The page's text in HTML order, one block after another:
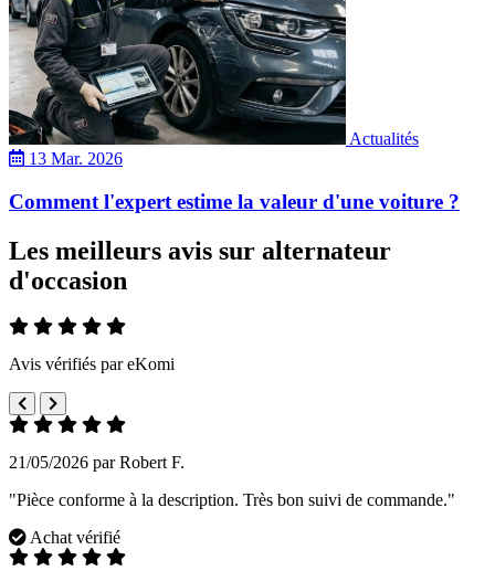
Actualités
13 Mar. 2026
Comment l'expert estime la valeur d'une voiture ?
Les meilleurs avis sur alternateur
d'occasion
Avis vérifiés par eKomi
21/05/2026 par Robert F.
"Pièce conforme à la description. Très bon suivi de commande."
Achat vérifié